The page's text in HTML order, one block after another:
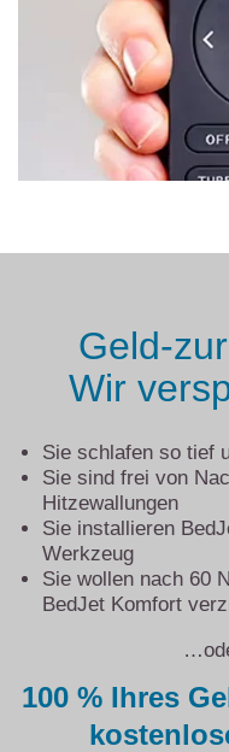
Geld-
Wir
Sie schlafen so tief
Sie sind frei von
Hitzewallungen
Sie installieren
Werkzeug
Sie wollen nach 60
BedJet Komfort
100 % Ihres